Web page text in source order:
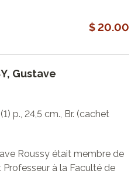
$ 20.00
Gustave
p., 24,5 cm., Br. (cachet
Roussy était membre de
à la Faculté de